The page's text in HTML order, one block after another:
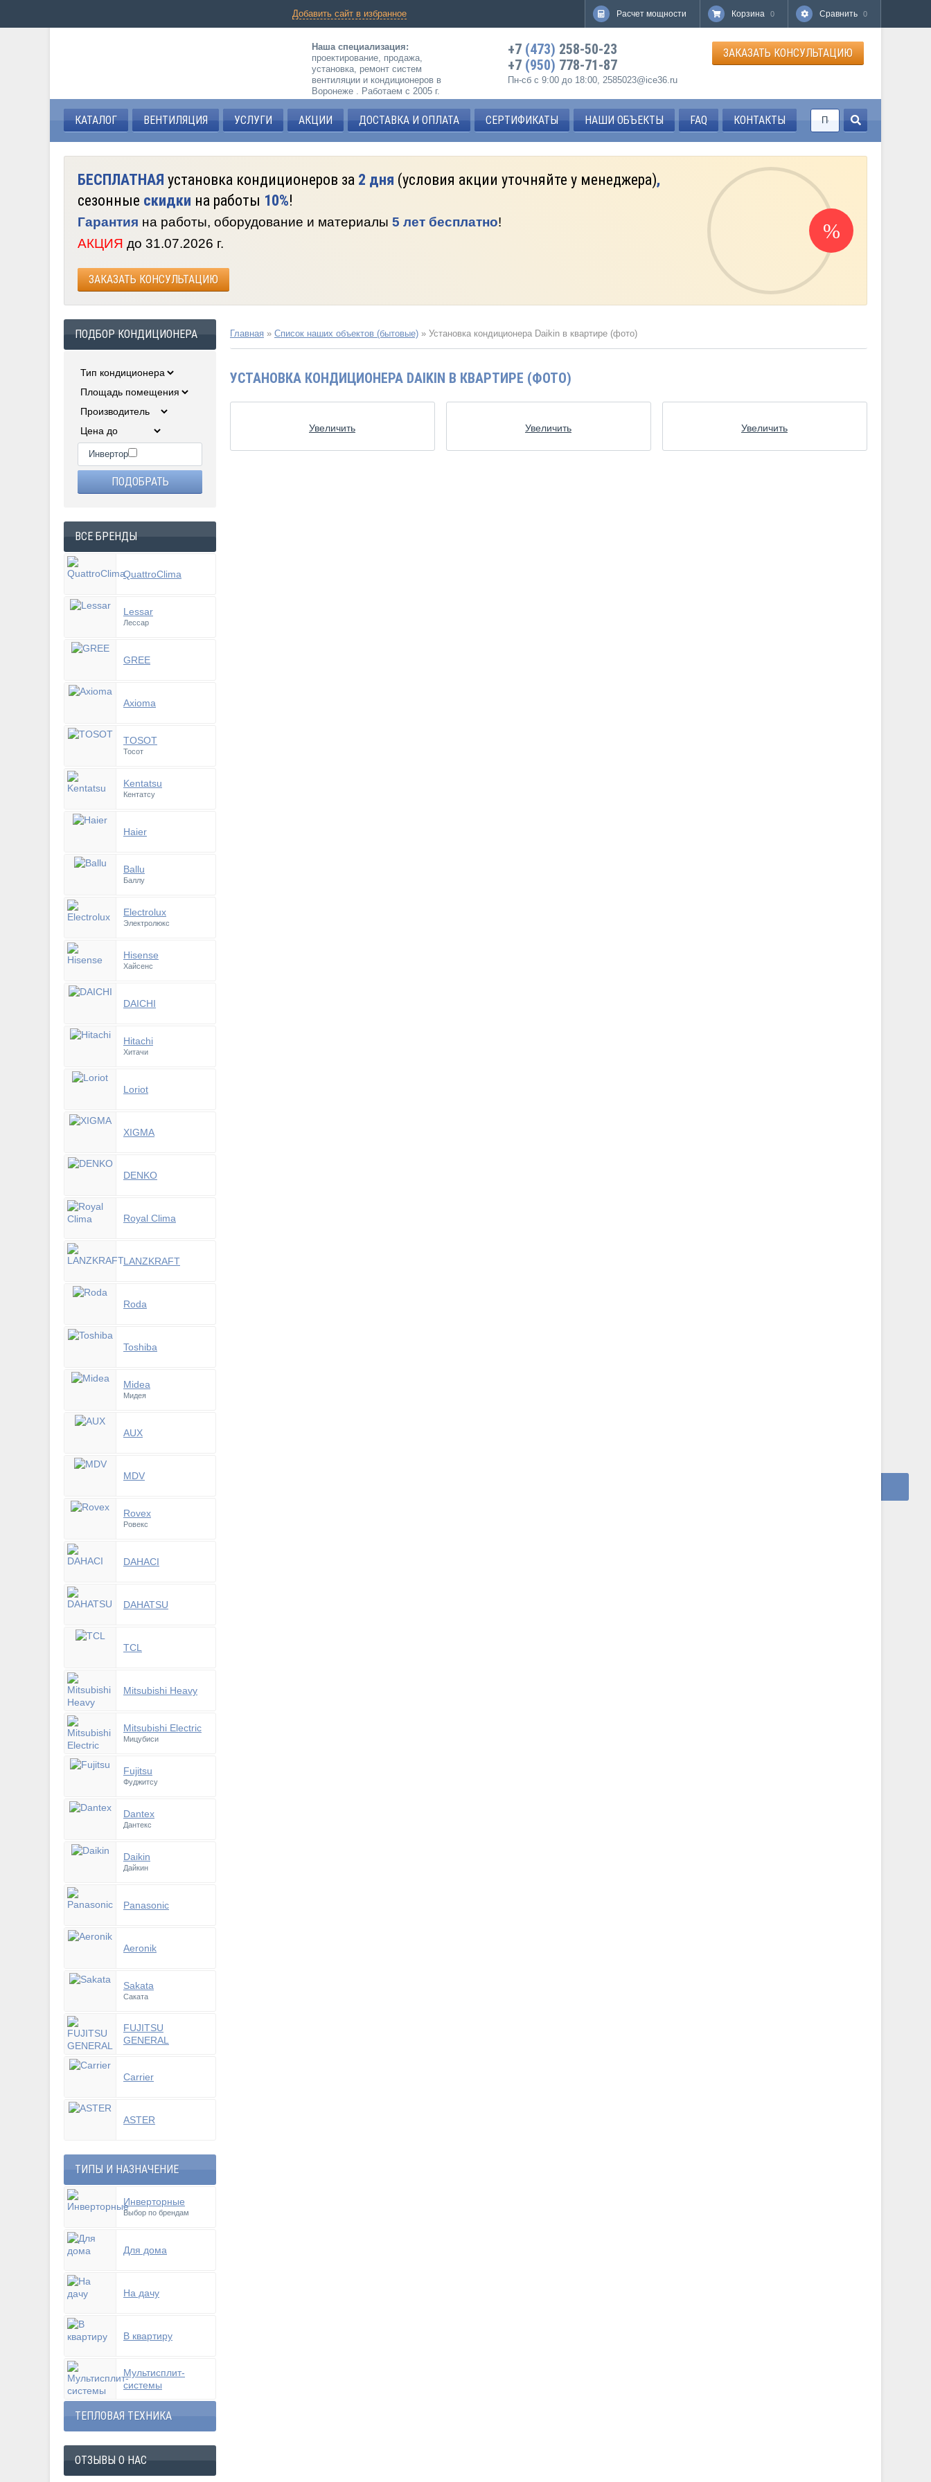
Расчет мощности Корзина 0 Сравнить 0
Добавить сайт в избранное
Наша специализация:
проектирование, продажа,
установка, ремонт систем
вентиляции и кондиционеров в
Воронеже . Работаем с 2005 г.
+7 (473) 258-50-23
+7 (950) 778-71-87
Пн-сб с 9:00 до 18:00, 2585023@ice36.ru
ЗАКАЗАТЬ КОНСУЛЬТАЦИЮ
КАТАЛОГ ВЕНТИЛЯЦИЯ УСЛУГИ АКЦИИ ДОСТАВКА И ОПЛАТА СЕРТИФИКАТЫ НАШИ ОБЪЕКТЫ FAQ КОНТАКТЫ
БЕСПЛАТНАЯ установка кондиционеров за 2 дня (условия акции уточняйте у менеджера),
сезонные скидки на работы 10%!
Гарантия на работы, оборудование и материалы 5 лет бесплатно!
АКЦИЯ до 31.07.2026 г.
ЗАКАЗАТЬ КОНСУЛЬТАЦИЮ
Главная » Список наших объектов (бытовые) » Установка кондиционера Daikin в квартире (фото)
УСТАНОВКА КОНДИЦИОНЕРА DAIKIN В КВАРТИРЕ (ФОТО)
Увеличить Увеличить Увеличить
ПОДБОР КОНДИЦИОНЕРА
Инвертор
ВСЕ БРЕНДЫ
QuattroClima
Lessar
Лессар
GREE
Axioma
TOSOT
Тосот
Kentatsu
Кентатсу
Haier
Ballu
Баллу
Electrolux
Электролюкс
Hisense
Хайсенс
DAICHI
Hitachi
Хитачи
Loriot
XIGMA
DENKO
Royal Clima
LANZKRAFT
Roda
Toshiba
Midea
Мидея
AUX
MDV
Rovex
Ровекс
DAHACI
DAHATSU
TCL
Mitsubishi Heavy
Mitsubishi Electric
Мицубиси
Fujitsu
Фуджитсу
Dantex
Дантекс
Daikin
Дайкин
Panasonic
Aeronik
Sakata
Саката
FUJITSU
GENERAL
Carrier
ASTER
ТИПЫ И НАЗНАЧЕНИЕ
Инверторные
Выбор по брендам
Для дома
На дачу
В квартиру
Мультисплит-
системы
ТЕПЛОВАЯ ТЕХНИКА
ОТЗЫВЫ О НАС